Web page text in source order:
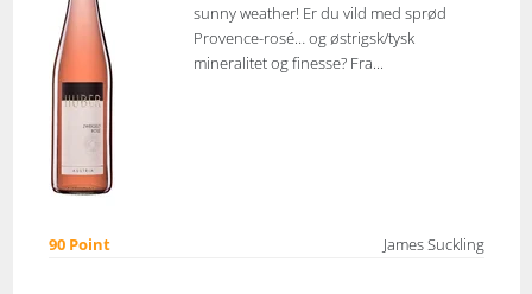
sunny weather! Er du vild med sprød
Provence-rosé… og østrigsk/tysk
mineralitet og finesse? Fra...
90 Point James Suckling